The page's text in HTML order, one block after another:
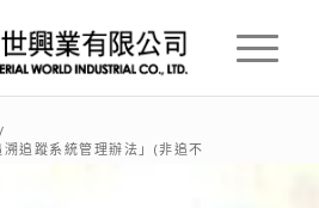
/
追蹤系統管理辦法」(非追不